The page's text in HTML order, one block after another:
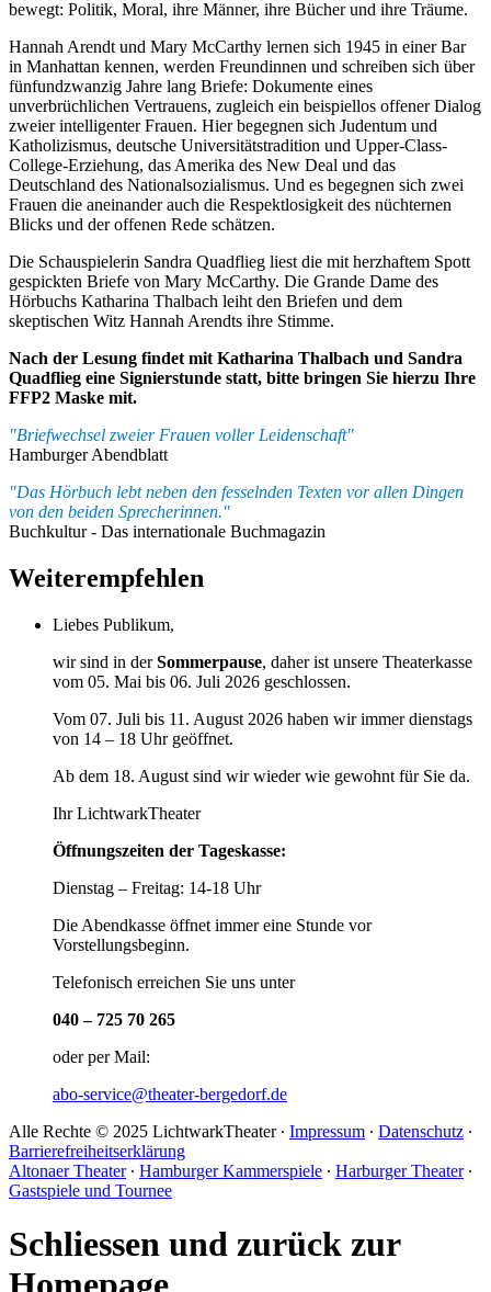
bewegt: Politik, Moral, ihre Männer, ihre Bücher und ihre Träume.
Hannah Arendt und Mary McCarthy lernen sich 1945 in einer Bar
in Manhattan kennen, werden Freundinnen und schreiben sich über
fünfundzwanzig Jahre lang Briefe: Dokumente eines
unverbrüchlichen Vertrauens, zugleich ein beispiellos offener Dialog
zweier intelligenter Frauen. Hier begegnen sich Judentum und
Katholizismus, deutsche Universitätstradition und Upper-Class-
College-Erziehung, das Amerika des New Deal und das
Deutschland des Nationalsozialismus. Und es begegnen sich zwei
Frauen die aneinander auch die Respektlosigkeit des nüchternen
Blicks und der offenen Rede schätzen.
Die Schauspielerin Sandra Quadflieg liest die mit herzhaftem Spott
gespickten Briefe von Mary McCarthy. Die Grande Dame des
Hörbuchs Katharina Thalbach leiht den Briefen und dem
skeptischen Witz Hannah Arendts ihre Stimme.
Nach der Lesung findet mit Katharina Thalbach und Sandra
Quadflieg eine Signierstunde statt, bitte bringen Sie hierzu Ihre
FFP2 Maske mit.
"Briefwechsel zweier Frauen voller Leidenschaft"
Hamburger Abendblatt
"Das Hörbuch lebt neben den fesselnden Texten vor allen Dingen
von den beiden Sprecherinnen."
Buchkultur - Das internationale Buchmagazin
Weiterempfehlen
Liebes Publikum,
wir sind in derSommerpause, daher ist unsere Theaterkasse
vom 05. Mai bis 06. Juli 2026 geschlossen.
Vom 07. Juli bis 11. August 2026 haben wir immer dienstags
von 14 – 18 Uhr geöffnet.
Ab dem 18. August sind wir wieder wie gewohnt für Sie da.
Ihr LichtwarkTheater
Öffnungszeiten der Tageskasse:
Dienstag – Freitag: 14-18 Uhr
Die Abendkasse öffnet immer eine Stunde vor
Vorstellungsbeginn.
Telefonisch erreichen Sie uns unter
040 – 725 70 265
oder per Mail:
abo-service@theater-bergedorf.de
Alle Rechte © 2025 LichtwarkTheater ∙ Impressum ∙ Datenschutz ∙
Barrierefreiheitserklärung
Altonaer Theater∙ Hamburger Kammerspiele ∙ Harburger Theater∙
Gastspiele und Tournee
Schliessen und zurück zur